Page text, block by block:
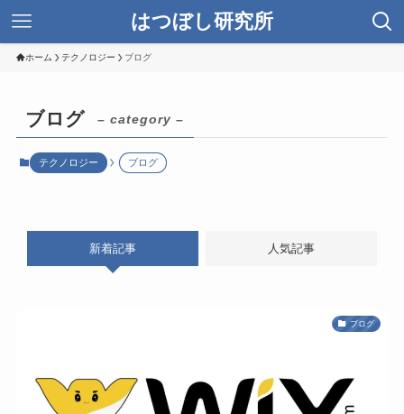
はつぼし研究所
ホーム テクノロジー ブログ
ブログ – category –
テクノロジー ブログ
新着記事 人気記事
ブログ